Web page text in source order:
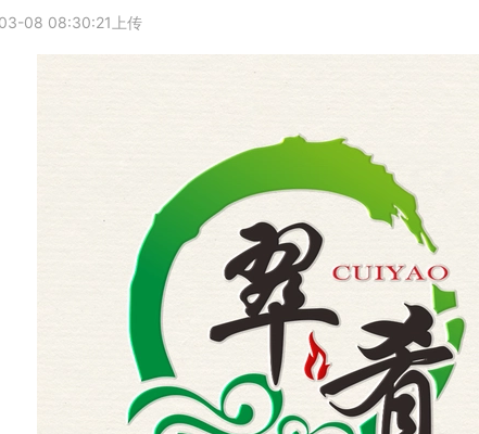
08 08:30:21上传